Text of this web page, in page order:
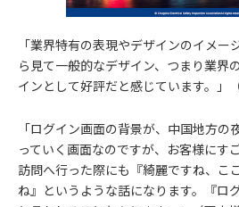
「業界特有の表現やデザインのイメ
ら見て一般的なデザイン、つまり業界
インとして好評だと感じています。」（
「ログイン画面の背景が、中国地方
っていく画面なのですが、お客様にす
訪問へ行った際にも『綺麗ですね、こ
ね』というような話になります。『ロ